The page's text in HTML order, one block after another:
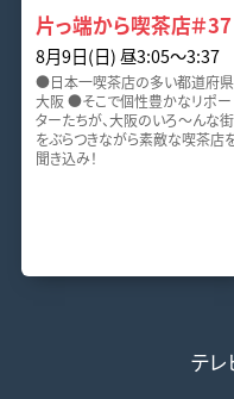
片っ端から喫茶店＃37
8月9日(日) 昼3:05〜3:37
●日本一喫茶店の多い都道府県
大阪 ●そこで個性豊かなリポー
ターたちが、大阪のいろ～んな街
をぶらつきながら素敵な喫茶店
聞き込み！
テ